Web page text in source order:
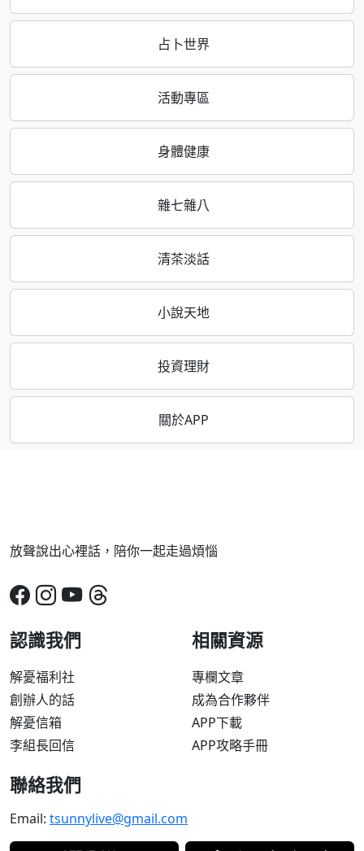
占卜世界
活動專區
身體健康
雜七雜八
清茶淡話
小說天地
投資理財
關於APP
放聲說出心裡話，陪你一起走過煩惱
認識我們
解憂福利社
創辦人的話
解憂信箱
李組長回信
相關資源
專欄文章
成為合作夥伴
APP下載
APP攻略手冊
聯絡我們
Email: tsunnylive@gmail.com